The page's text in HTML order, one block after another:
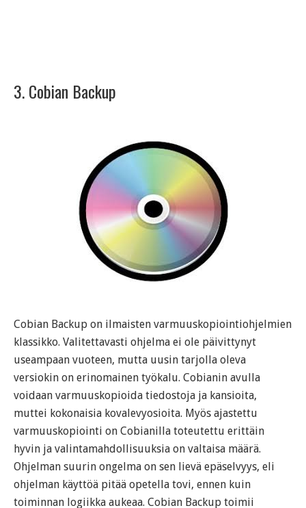
3. Cobian Backup
Cobian Backup on ilmaisten varmuuskopiointiohjelmien
klassikko. Valitettavasti ohjelma ei ole päivittynyt
useampaan vuoteen, mutta uusin tarjolla oleva
versiokin on erinomainen työkalu. Cobianin avulla
voidaan varmuuskopioida tiedostoja ja kansioita,
muttei kokonaisia kovalevyosioita. Myös ajastettu
varmuuskopiointi on Cobianilla toteutettu erittäin
hyvin ja valintamahdollisuuksia on valtaisa määrä.
Ohjelman suurin ongelma on sen lievä epäselvyys, eli
ohjelman käyttöä pitää opetella tovi, ennen kuin
toiminnan logiikka aukeaa. Cobian Backup toimii